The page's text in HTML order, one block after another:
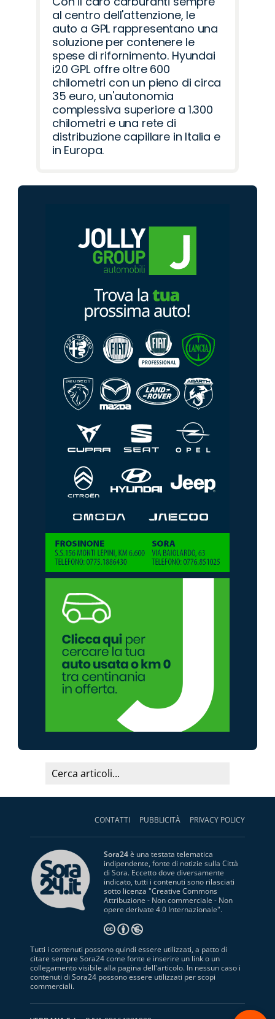
al centro dell'attenzione, le
auto a GPL rappresentano una
soluzione per contenere le
spese di rifornimento. Hyundai
i20 GPL offre oltre 600
chilometri con un pieno di circa
35 euro, un'autonomia
complessiva superiore a 1.300
chilometri e una rete di
distribuzione capillare in Italia e
in Europa.
CONTATTI PUBBLICITÀ PRIVACY POLICY
Sora24è una testata telematica
indipendente, fonte di notizie sulla Città
di Sora. Eccetto dove diversamente
indicato, tutti i contenuti sono rilasciati
sotto licenza "Creative Commons
Attribuzione - Non commerciale - Non
opere derivate 4.0 Internazionale".
Tutti i contenuti possono quindi essere utilizzati, a patto di
citare sempre Sora24 come fonte e inserire un link o un
collegamento visibile alla pagina dell'articolo. In nessun caso i
contenuti di Sora24 possono essere utilizzati per scopi
commerciali.